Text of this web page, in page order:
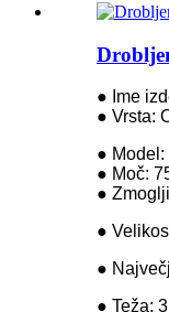
● Ime
● Vrsta:
● Model:
● Moč:
●
●
●
● Teža: